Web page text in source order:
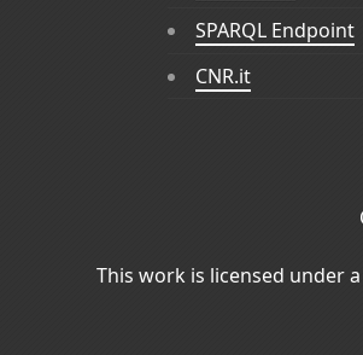
SPARQL Endpoint
CNR.it
This work is licensed under a